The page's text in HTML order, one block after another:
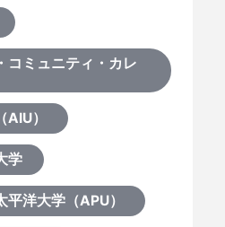
コミュニティ・カレ
）
学
洋大学（APU）